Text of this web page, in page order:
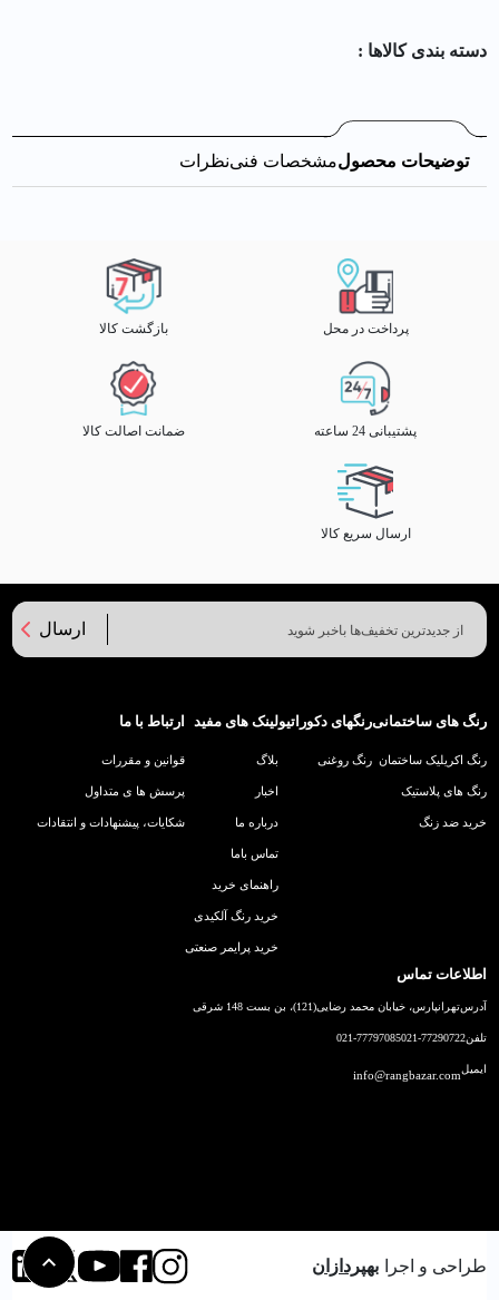
دسته بندی کالا‌ها :
توضیحات محصولمشخصات فنینظرات
پرداخت در محل بازگشت کالا
پشتیبانی 24 ساعته ضمانت اصالت کالا
ارسال سریع کالا
ارسال
رنگ های ساختمانی
رنگ اکریلیک ساختمان
رنگ های پلاستیک
خرید ضد زنگ
رنگهای دکوراتیو
رنگ روغنی
لینک های مفید
بلاگ
اخبار
درباره ما
تماس باما
راهنمای خرید
خرید رنگ آلکیدی
خرید پرایمر صنعتی
ارتباط با ما
قوانین و مقررات
پرسش ها ی متداول
شکایات، پیشنهادات و انتقادات
اطلاعات تماس
آدرستهرانپارس، خیابان محمد رضایی(121)، بن بست 148 شرقی
تلفن021-77290722
021-77797085
ایمیلinfo@rangbazar.com
طراحی و اجرا بهپردازان